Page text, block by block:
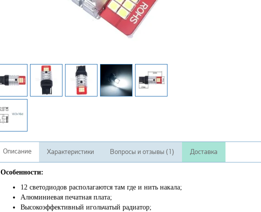
Описание Характеристики Вопросы и отзывы (1) Доставка
Особенности:
12 светодиодов располагаются там где и нить накала;
Алюминиевая печатная плата;
Высокоэффективный игольчатый радиатор;